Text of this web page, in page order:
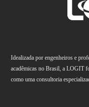
Idealizada por engenheiros e
acadêmicas no Brasil, a LOGIT
como uma consultoria